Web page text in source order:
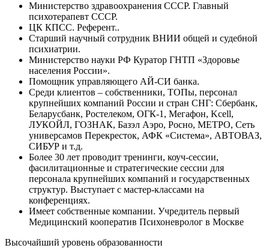
Министерство здравоохранения СССР. Главный
психотерапевт СССР.
ЦК КПСС. Референт..
Старший научный сотрудник ВНИИ общей и судебной
психиатрии.
Министерство науки РФ Куратор ГНТП «Здоровье
населения России».
Помощник управляющего АЙ-СИ банка.
Среди клиентов – собственники, ТОПы, персонал
крупнейших компаний России и стран СНГ: Сбербанк,
Беларусбанк, Ростелеком, ОГК-1, Мегафон, Kcell,
ЛУКОЙЛ, ГОЗНАК, Базэл Аэро, Росно, МЕТРО, Сеть
универсамов Перекресток, АФК «Система», АВТОВАЗ,
СИБУР и т.д.
Более 30 лет проводит тренинги, коуч-сессии,
фасилитационные и стратегические сессии для
персонала крупнейших компаний и государственных
структур. Выступает с мастер-классами на
конференциях.
Имеет собственные компании. Учредитель первый
Медицинский кооператив Психоневролог в Москве
Высочайший уровень образованности